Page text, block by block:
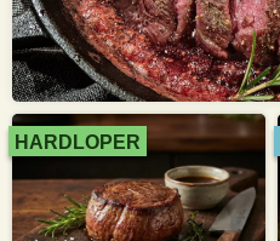
HARDLOPER